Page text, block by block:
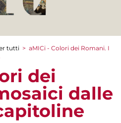
tutti > aMICi - Colori dei Romani. I
dei
dalle